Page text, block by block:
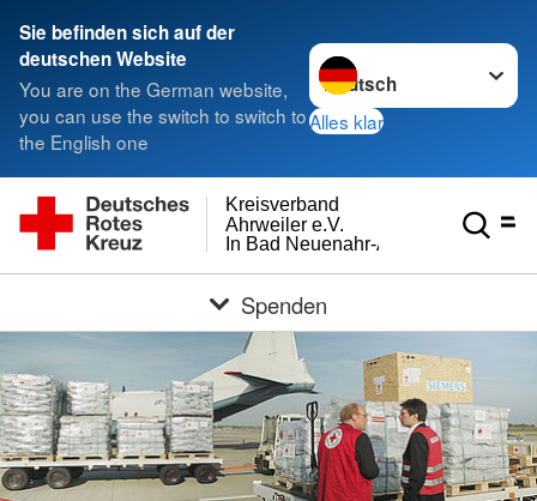
Sie befinden sich auf der
deutschen Website
You are on the German website,
you can use the switch to switch to
the English one
Sprache wechseln zu
Alles klar
In Bad Neuenahr-Ahrweiler
Ahrweiler e.V.
Kreisverband
Spenden